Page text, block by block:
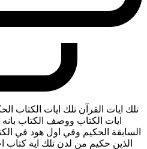
تلك ايات القرآن تلك ايات الكتاب
ايات الكتاب ووصف الكتاب
السابقة الحكيم وفي اول هود في
الذين حكيم من لدن تلك اية